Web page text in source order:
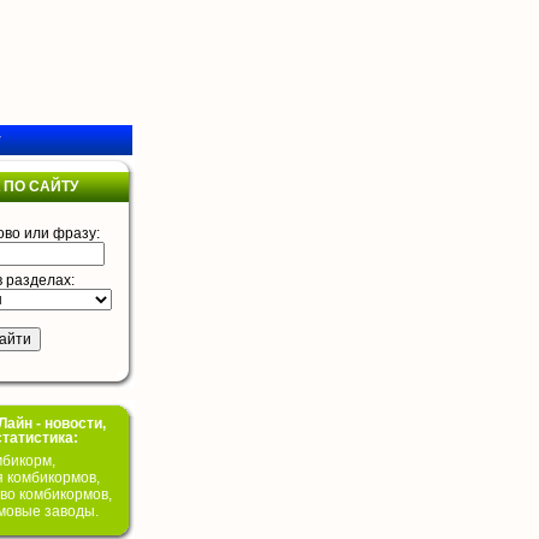
САЙТУ
или фразу:
разделах:
- новости,
комбикормов,
комбикормов,
заводы.